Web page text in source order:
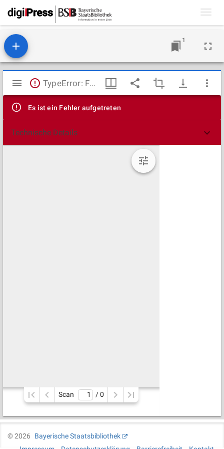
1
Mirador
Viewer
TypeError: Failed to fetch
Es ist ein Fehler aufgetreten
Technische Details
Scan / 0
©2026
Bayerische Staatsbibliothek